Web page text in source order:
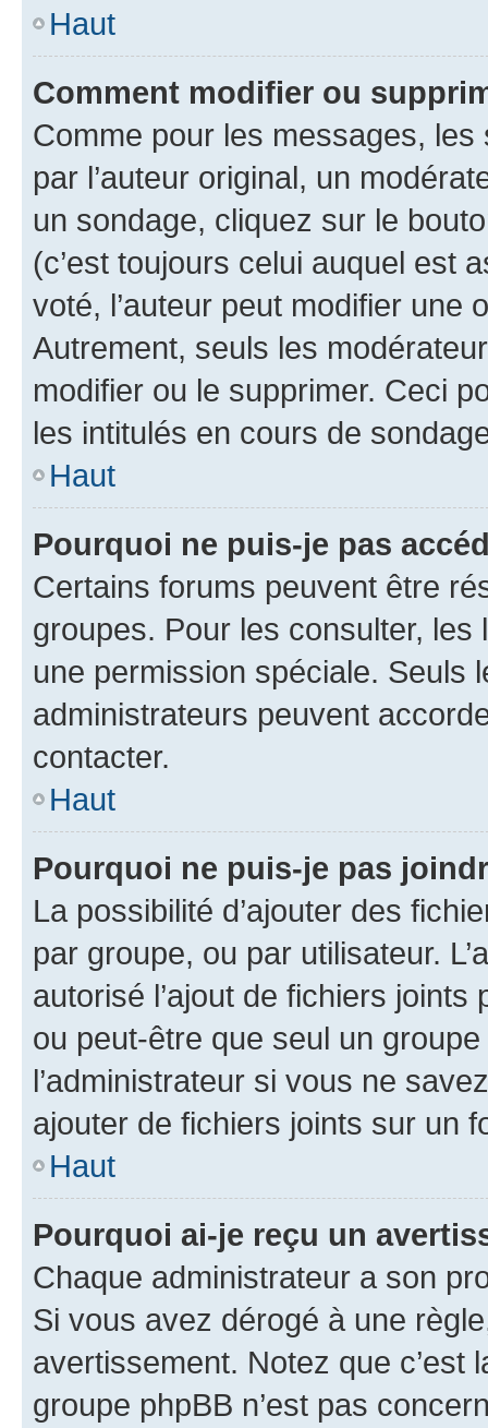
Haut
Comment modifier ou
Comme pour les messages,
par l’auteur original, un
un sondage, cliquez sur le
(c’est toujours celui auquel est
voté, l’auteur peut modifier une
Autrement, seuls les
modifier ou le supprimer. Ceci
les intitulés en cours de
Haut
Pourquoi ne puis-je pas
Certains forums peuvent être
groupes. Pour les consulter,
une permission spéciale. Seuls
administrateurs peuvent
contacter.
Haut
Pourquoi ne puis-je pas
La possibilité d’ajouter des
par groupe, ou par utilisateur.
autorisé l’ajout de fichiers
ou peut-être que seul un
l’administrateur si vous ne
ajouter de fichiers joints sur un
Haut
Pourquoi ai-je reçu un
Chaque administrateur a son
Si vous avez dérogé à une
avertissement. Notez que c’est
groupe phpBB n’est pas